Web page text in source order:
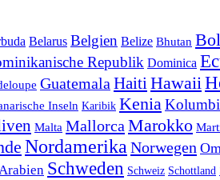
Belarus Belgien Belize Bhutan
Republik Dominica
Guatemala Haiti Hawaii
Inseln Karibik Kenia
Malta Mallorca Marokko
Nordamerika Norwegen
Schweden Schweiz Schottland